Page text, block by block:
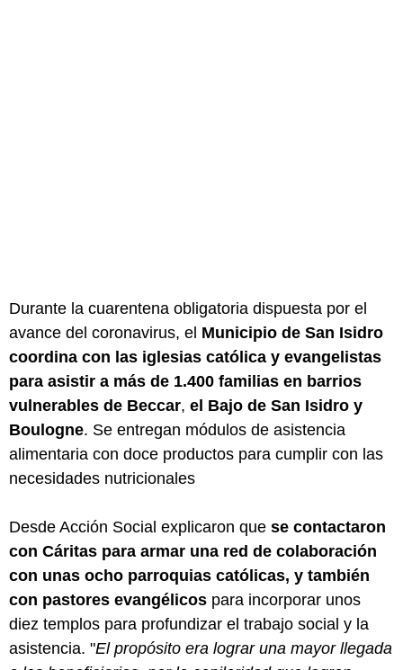
Durante la cuarentena obligatoria dispuesta por el
avance del coronavirus, el Municipio de San Isidro
coordina con las iglesias católica y evangelistas
para asistir a más de 1.400 familias en barrios
vulnerables de Beccar, el Bajo de San Isidro y
Boulogne. Se entregan módulos de asistencia
alimentaria con doce productos para cumplir con las
necesidades nutricionales
Desde Acción Social explicaron que se contactaron
con Cáritas para armar una red de colaboración
con unas ocho parroquias católicas, y también
con pastores evangélicos para incorporar unos
diez templos para profundizar el trabajo social y la
asistencia. "El propósito era lograr una mayor llegada